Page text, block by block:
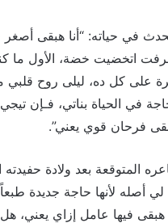
في حياته: “أنا هبقى
اتخضيت خضة، الأول ما
على كل ده، ليلى روح
في الحياة بناتي، فـإن
فرحان قوي يعني”.
المتوقعة بعد ولادة
أصله لأنها حاجة جديدة
فيها عامل إزاي يعني،